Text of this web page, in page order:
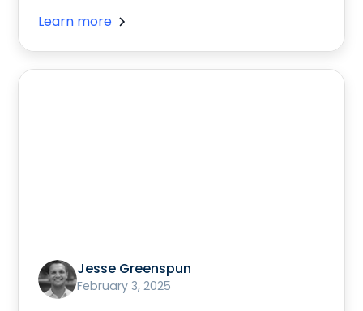
Learn more
Jesse Greenspun
February 3, 2025